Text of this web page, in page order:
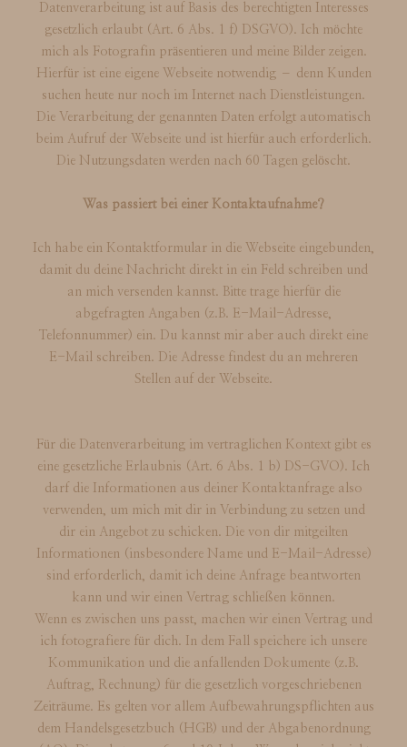
Datenverarbeitung ist auf Basis des berechtigten Interesses
gesetzlich erlaubt (Art. 6 Abs. 1 f) DSGVO). Ich möchte
mich als Fotografin präsentieren und meine Bilder zeigen.
Hierfür ist eine eigene Webseite notwendig – denn Kunden
suchen heute nur noch im Internet nach Dienstleistungen.
Die Verarbeitung der genannten Daten erfolgt automatisch
beim Aufruf der Webseite und ist hierfür auch erforderlich.
Die Nutzungsdaten werden nach 60 Tagen gelöscht.
Was passiert bei einer Kontaktaufnahme?
Ich habe ein Kontaktformular in die Webseite eingebunden,
damit du deine Nachricht direkt in ein Feld schreiben und
an mich versenden kannst. Bitte trage hierfür die
abgefragten Angaben (z.B. E-Mail-Adresse,
Telefonnummer) ein. Du kannst mir aber auch direkt eine
E-Mail schreiben. Die Adresse findest du an mehreren
Stellen auf der Webseite.
Für die Datenverarbeitung im vertraglichen Kontext gibt es
eine gesetzliche Erlaubnis (Art. 6 Abs. 1 b) DS-GVO). Ich
darf die Informationen aus deiner Kontaktanfrage also
verwenden, um mich mit dir in Verbindung zu setzen und
dir ein Angebot zu schicken. Die von dir mitgeilten
Informationen (insbesondere Name und E-Mail-Adresse)
sind erforderlich, damit ich deine Anfrage beantworten
kann und wir einen Vertrag schließen können.
Wenn es zwischen uns passt, machen wir einen Vertrag und
ich fotografiere für dich. In dem Fall speichere ich unsere
Kommunikation und die anfallenden Dokumente (z.B.
Auftrag, Rechnung) für die gesetzlich vorgeschriebenen
Zeiträume. Es gelten vor allem Aufbewahrungspflichten aus
dem Handelsgesetzbuch (HGB) und der Abgabenordnung